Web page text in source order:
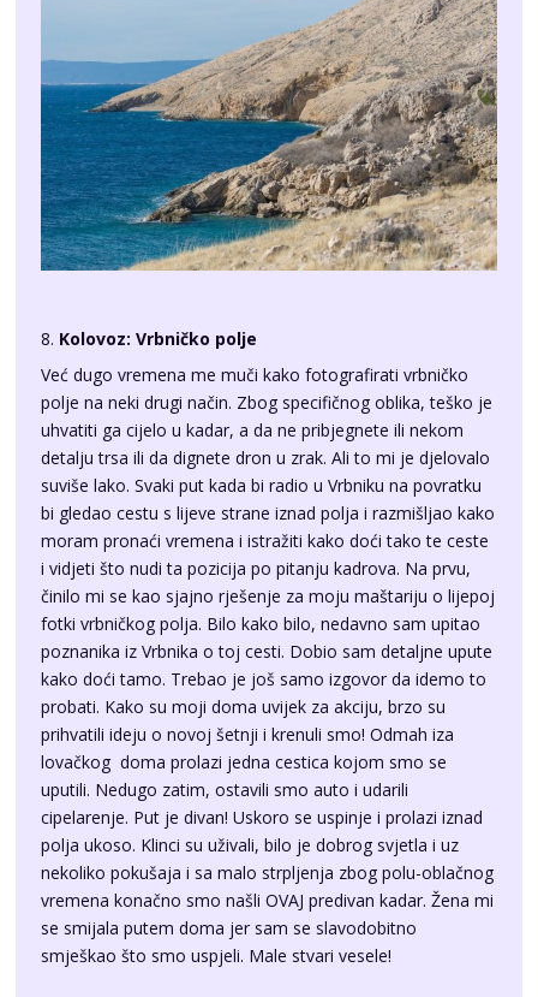
8.Kolovoz: Vrbničko polje
polje na neki drugi način. Zbog specifičnog oblika, teško je
uhvatiti ga cijelo u kadar, a da ne pribjegnete ili nekom
detalju trsa ili da dignete dron u zrak. Ali to mi je djelovalo
suviše lako. Svaki put kada bi radio u Vrbniku na povratku
bi gledao cestu s lijeve strane iznad polja i razmišljao kako
moram pronaći vremena i istražiti kako doći tako te ceste
i vidjeti što nudi ta pozicija po pitanju kadrova. Na prvu,
činilo mi se kao sjajno rješenje za moju maštariju o lijepoj
fotki vrbničkog polja. Bilo kako bilo, nedavno sam upitao
poznanika iz Vrbnika o toj cesti. Dobio sam detaljne upute
kako doći tamo. Trebao je još samo izgovor da idemo to
probati. Kako su moji doma uvijek za akciju, brzo su
prihvatili ideju o novoj šetnji i krenuli smo! Odmah iza
lovačkog doma prolazi jedna cestica kojom smo se
uputili. Nedugo zatim, ostavili smo auto i udarili
cipelarenje. Put je divan! Uskoro se uspinje i prolazi iznad
polja ukoso. Klinci su uživali, bilo je dobrog svjetla i uz
nekoliko pokušaja i sa malo strpljenja zbog polu-oblačnog
vremena konačno smo našli OVAJ predivan kadar. Žena mi
se smijala putem doma jer sam se slavodobitno
smješkao što smo uspjeli. Male stvari vesele!